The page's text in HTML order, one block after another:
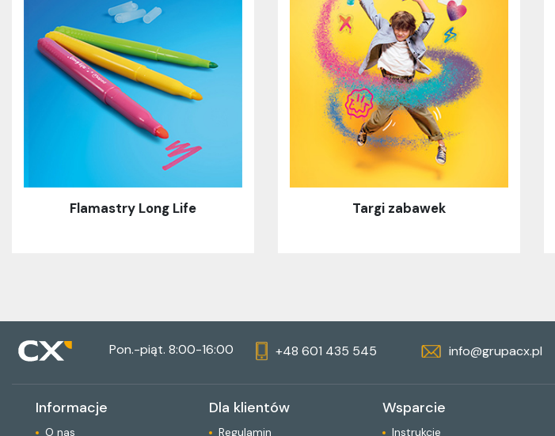
Flamastry Long Life Targi zabawek
Pon.-piąt. 8:00-16:00 +48 601 435 545 info@grupacx.pl
Informacje
O nas
Dla klientów
Regulamin
Wsparcie
Instrukcje